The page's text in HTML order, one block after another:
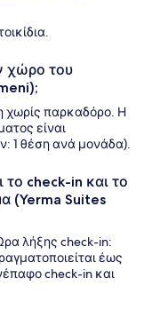
χώρο του
χωρίς παρκαδόρο. Η
είναι
1 θέση ανά μονάδα).
το check-in και το
(Yerma Suites
λήξης check-in:
έως
check-in και